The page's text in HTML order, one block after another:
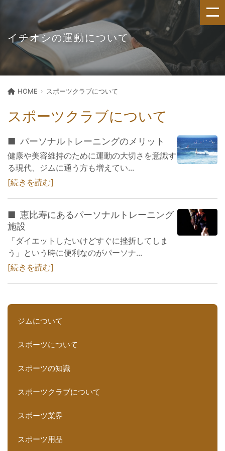
イチオシの運動について
HOME スポーツクラブについて
スポーツクラブについて
パーソナルトレーニングのメリット
健康や美容維持のために運動の大切さを意識す
る現代、ジムに通う方も増えてい...
続きを読む
恵比寿にあるパーソナルトレーニング
施設
「ダイエットしたいけどすぐに挫折してしま
う」という時に便利なのがパーソナ...
続きを読む
ジムについて
スポーツについて
スポーツの知識
スポーツクラブについて
スポーツ業界
スポーツ用品